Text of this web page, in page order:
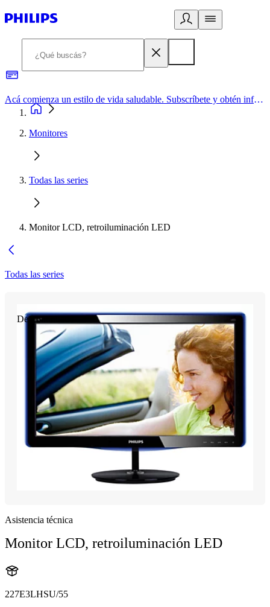
Acá comienza un estilo de vida saludable. Subscríbete y obtén información de primera mano
Monitores
Todas las series
Monitor LCD, retroiluminación LED
Todas las series
Descontinuado
Asistencia técnica
Monitor LCD, retroiluminación LED
227E3LHSU/55